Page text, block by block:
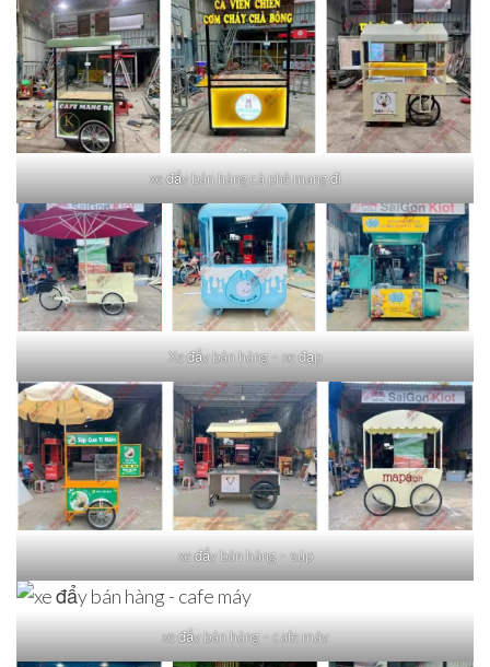
xe đẩy bán hàng cà phê mang đi
Xe đẩy bán hàng – xe đạp
xe đẩy bán hàng – súp
xe đẩy bán hàng – cafe máy